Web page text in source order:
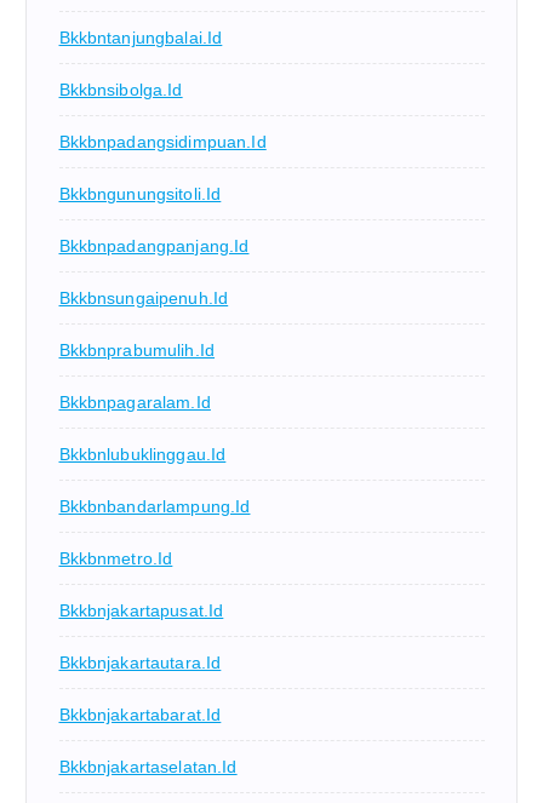
Bkkbntanjungbalai.id
Bkkbnsibolga.id
Bkkbnpadangsidimpuan.id
Bkkbngunungsitoli.id
Bkkbnpadangpanjang.id
Bkkbnsungaipenuh.id
Bkkbnprabumulih.id
Bkkbnpagaralam.id
Bkkbnlubuklinggau.id
Bkkbnbandarlampung.id
Bkkbnmetro.id
Bkkbnjakartapusat.id
Bkkbnjakartautara.id
Bkkbnjakartabarat.id
Bkkbnjakartaselatan.id